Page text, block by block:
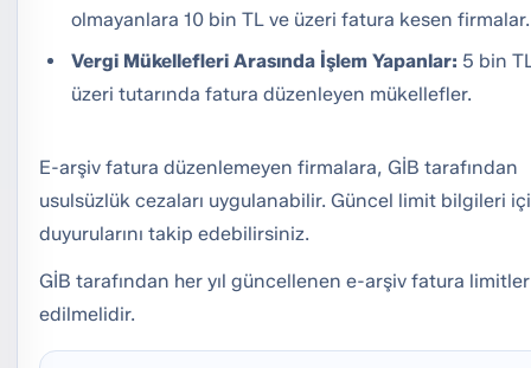
olmayanlara 10 bin TL ve üzeri fatura kesen firmalar.
Vergi Mükellefleri Arasında İşlem Yapanlar: 5 bin
üzeri tutarında fatura düzenleyen mükellefler.
E-arşiv fatura düzenlemeyen firmalara, GİB tarafından
usulsüzlük cezaları uygulanabilir. Güncel limit bilgileri
duyurularını takip edebilirsiniz.
GİB tarafından her yıl güncellenen e-arşiv fatura
edilmelidir.